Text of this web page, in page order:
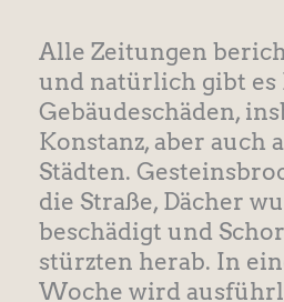
Alle Zeitungen
und natürlich gibt es
Gebäudeschäden,
Konstanz, aber auch
Städten.
die Straße, Dächer
beschädigt und
stürzten herab. In
Woche wird